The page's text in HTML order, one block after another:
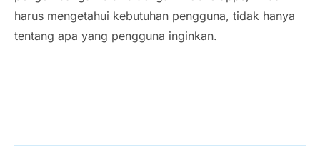
harus mengetahui kebutuhan pengguna, tidak hanya
tentang apa yang pengguna inginkan.